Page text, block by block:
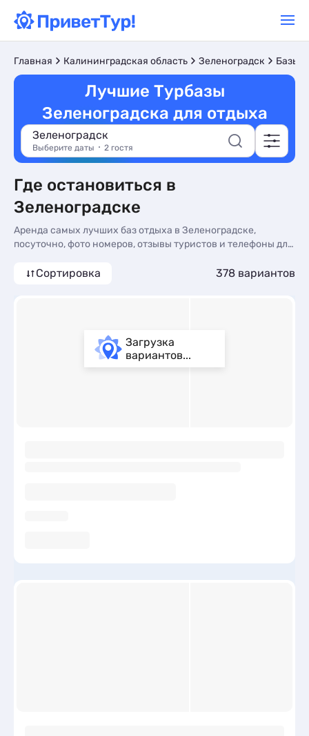
Главная Калининградская область Зеленоградск Базы
Лучшие Турбазы
Зеленоградска для отдыха
Зеленоградск
Выберите даты 2 гостя
Где остановиться в
Зеленоградске
Аренда самых лучших баз отдыха в Зеленоградске,
посуточно, фото номеров, отзывы туристов и телефоны для
вариантов, от 1746 руб, номера с кухней в номере, завтрак
Сортировка 378 вариантов
Загрузка
вариантов...